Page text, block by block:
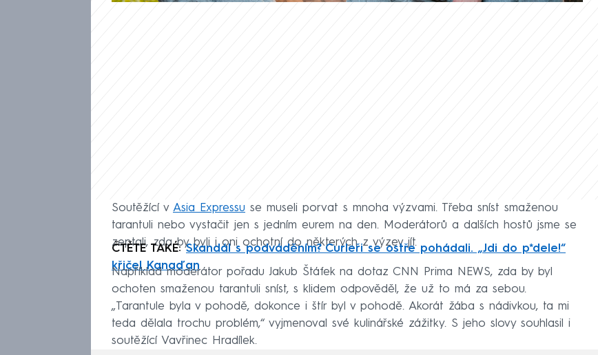
Soutěžící v Asia Expressu se museli porvat s mnoha výzvami. Třeba sníst smaženou
tarantuli nebo vystačit jen s jedním eurem na den. Moderátorů a dalších hostů jsme se
zeptali, zda by byli i oni ochotní do některých z výzev jít.
ČTĚTE TAKÉ:Skandál s podváděním? Curleři se ostře pohádali. „Jdi do p*dele!“
křičel Kanaďan
Například moderátor pořadu Jakub Štáfek na dotaz CNN Prima NEWS, zda by byl
ochoten smaženou tarantuli sníst, s klidem odpověděl, že už to má za sebou.
„Tarantule byla v pohodě, dokonce i štír byl v pohodě. Akorát žába s nádivkou, ta mi
teda dělala trochu problém,“ vyjmenoval své kulinářské zážitky. S jeho slovy souhlasil i
soutěžící Vavřinec Hradílek.